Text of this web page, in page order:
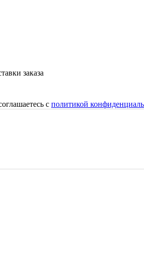
заказа
с политикой